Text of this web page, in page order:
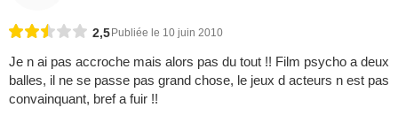
2,5 Publiée le 10 juin 2010
Je n ai pas accroche mais alors pas du tout !! Film psycho a deux
balles, il ne se passe pas grand chose, le jeux d acteurs n est pas
convainquant, bref a fuir !!